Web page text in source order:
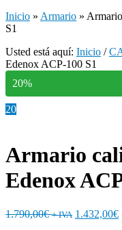
Inicio » Armario »
S1
Usted está aquí: Inicio /
Edenox ACP-100 S1
20%
20
Armario
Edenox
1.790,00€ + IVA 1.432,00€